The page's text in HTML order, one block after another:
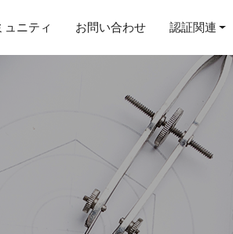
ュニティ お問い合わせ 認証関連